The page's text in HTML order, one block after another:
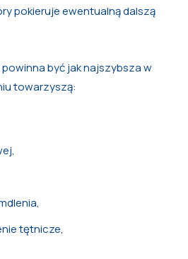
pokieruje ewentualną dalszą
być jak najszybsza w
towarzyszą:
tętnicze,